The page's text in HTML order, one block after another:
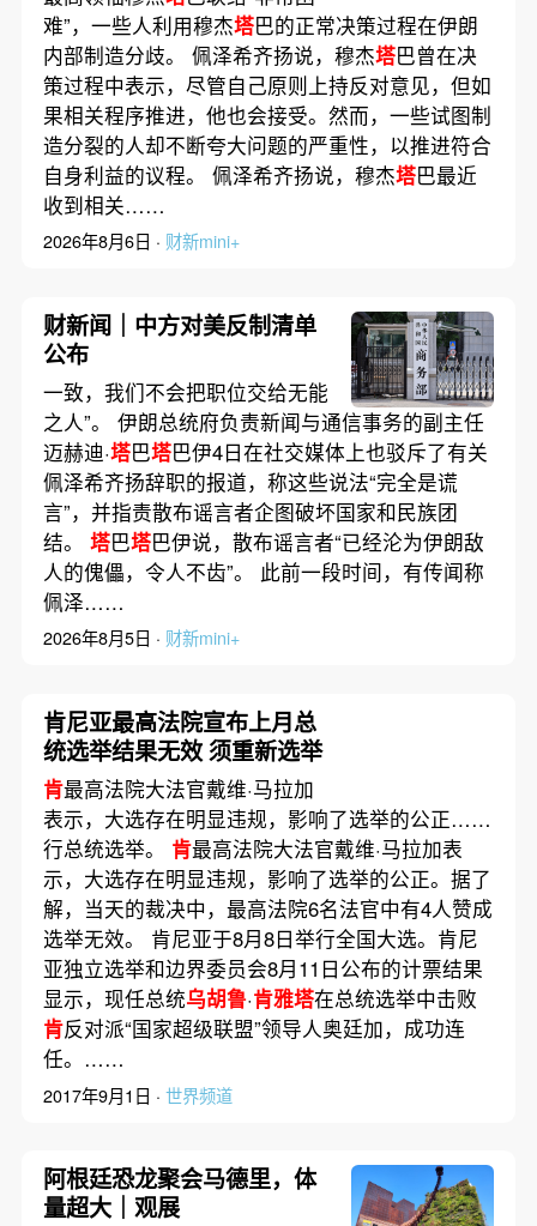
到低依次录取
难”，一些人利用穆杰塔巴的正常决策过程在伊朗
内部制造分歧。 佩泽希齐扬说，穆杰塔巴曾在决
策过程中表示，尽管自己原则上持反对意见，但如
果相关程序推进，他也会接受。然而，一些试图制
造分裂的人却不断夸大问题的严重性，以推进符合
自身利益的议程。 佩泽希齐扬说，穆杰塔巴最近
收到相关……
2026年8月6日 · 财新mini+
财新闻｜中方对美反制清单
公布
一致，我们不会把职位交给无能
之人”。 伊朗总统府负责新闻与通信事务的副主任
迈赫迪·塔巴塔巴伊4日在社交媒体上也驳斥了有关
佩泽希齐扬辞职的报道，称这些说法“完全是谎
言”，并指责散布谣言者企图破坏国家和民族团
结。 塔巴塔巴伊说，散布谣言者“已经沦为伊朗敌
人的傀儡，令人不齿”。 此前一段时间，有传闻称
佩泽……
2026年8月5日 · 财新mini+
肯尼亚最高法院宣布上月总
统选举结果无效 须重新选举
肯最高法院大法官戴维·马拉加
表示，大选存在明显违规，影响了选举的公正……
行总统选举。 肯最高法院大法官戴维·马拉加表
示，大选存在明显违规，影响了选举的公正。据了
解，当天的裁决中，最高法院6名法官中有4人赞成
选举无效。 肯尼亚于8月8日举行全国大选。肯尼
亚独立选举和边界委员会8月11日公布的计票结果
显示，现任总统乌胡鲁·肯雅塔在总统选举中击败
肯反对派“国家超级联盟”领导人奥廷加，成功连
任。……
2017年9月1日 · 世界频道
阿根廷恐龙聚会马德里，体
量超大｜观展